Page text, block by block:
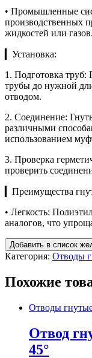
• Промышленные
производственных
жидкостей или газов.
▎Установка:
1. Подготовка труб:
трубы до нужной
отводом.
2. Соединение:
различными
использованием
3. Проверка
проверить
▎Преимущества
• Легкость:
аналогов, что
Добавить в список
Категория: Отводы
Похожие
Отводы
Отвод
45°